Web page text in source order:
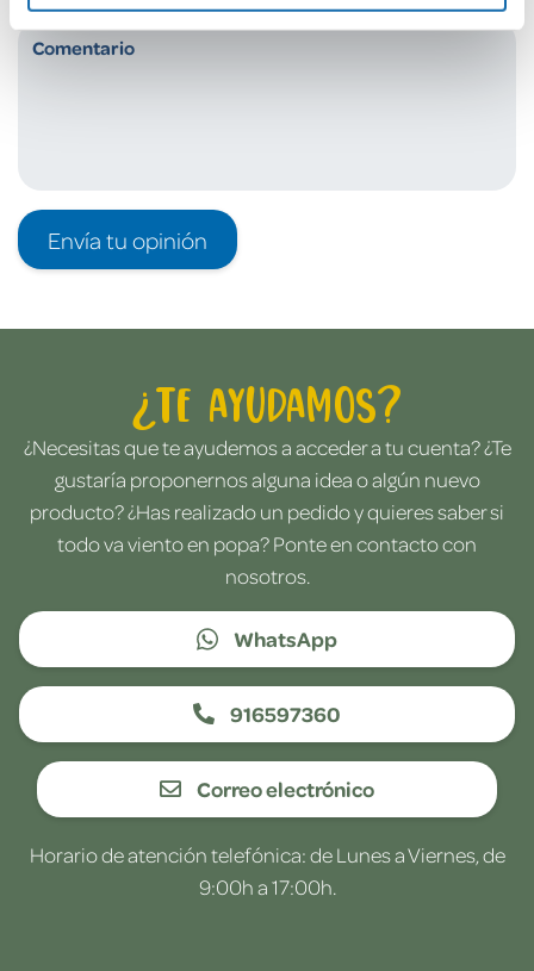
Envía tu opinión
¿Te ayudamos?
¿Necesitas que te ayudemos a acceder a tu cuenta? ¿Te
gustaría proponernos alguna idea o algún nuevo
producto? ¿Has realizado un pedido y quieres saber si
todo va viento en popa? Ponte en contacto con
nosotros.
WhatsApp
916597360
Correo electrónico
Horario de atención telefónica: de Lunes a Viernes, de
9:00h a 17:00h.